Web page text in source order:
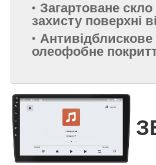
Загартоване
захисту поверхні
Антивідблискове
олеофобне